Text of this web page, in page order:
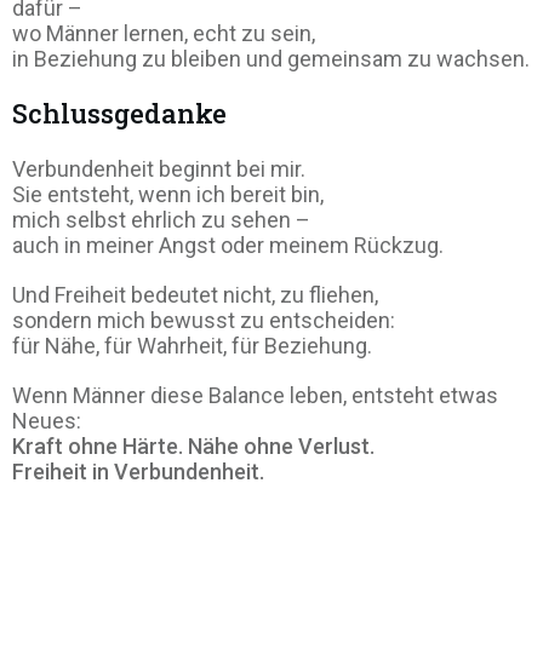
dafür –
wo Männer lernen, echt zu sein,
in Beziehung zu bleiben und gemeinsam zu wachsen.
Schlussgedanke
Verbundenheit beginnt bei mir.
Sie entsteht, wenn ich bereit bin,
mich selbst ehrlich zu sehen –
auch in meiner Angst oder meinem Rückzug.
Und Freiheit bedeutet nicht, zu fliehen,
sondern mich bewusst zu entscheiden:
für Nähe, für Wahrheit, für Beziehung.
Wenn Männer diese Balance leben, entsteht etwas
Neues:
Kraft ohne Härte. Nähe ohne Verlust.
Freiheit in Verbundenheit.